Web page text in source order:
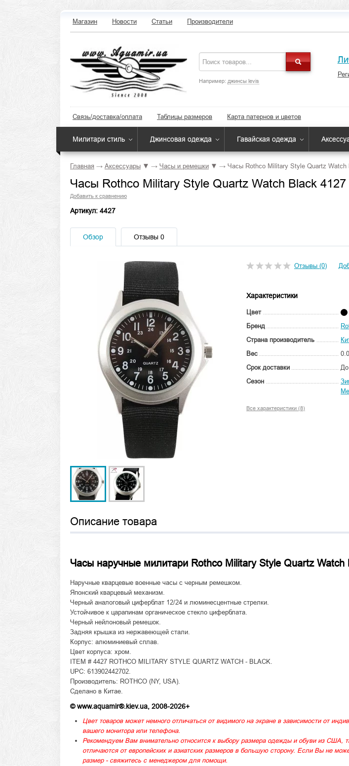
Магазин Новости Статьи Производители
Например: джинсы levis
Связь/доставка/оплата Таблицы размеров Карта патернов и цветов
Милитари стиль Джинсовая одежда Гавайская одежда
Главная → Аксессуары ▼ → Часы и ремешки ▼ → Часы Rothco Military Style Quartz Watch
Часы Rothco Military Style Quartz Watch Black 4127
Добавить к сравнению
Артикул: 4427
Обзор Отзывы 0
Отзывы (0)
Характеристики
Цвет
Бренд
Страна производитель
Вес
Срок доставки
До
Сезон
Все характеристики (8)
Описание товара
Часы наручные милитари Rothco Military Style Quartz Watch
Наручные кварцевые военные часы с черным ремешком.
Японский кварцевый механизм.
Черный аналоговый циферблат 12/24 и люминесцентные стрелки.
Устойчивое к царапинам органическое стекло циферблата.
Черный нейлоновый ремешок.
Задняя крышка из нержавеющей стали.
Корпус: алюминиевый сплав.
Цвет корпуса: хром.
ITEM # 4427 ROTHCO MILITARY STYLE QUARTZ WATCH - BLACK.
UPC: 613902442702.
Производитель: ROTHCO (NY, USA).
Сделано в Китае.
© www.aquamir®.kiev.ua, 2008-2026+
Цвет товаров может немного отличаться от видимого на экране в зависимости от
вашего монитора или телефона.
Рекомендуем Вам внимательно относится к выбору размера одежды и обуви из США,
отличаются от европейских и азиатских размеров в большую сторону. Если Вы не
размер - свяжитесь с менеджером для помощи.